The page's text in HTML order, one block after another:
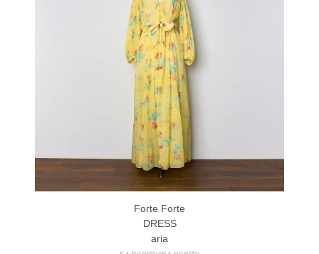
Forte Forte
DRESS
aria